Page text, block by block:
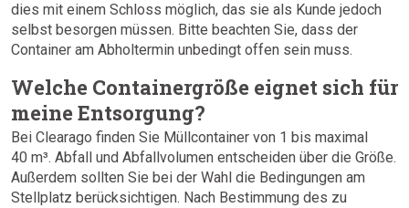
dies mit einem Schloss möglich, das sie als Kunde jedoch
selbst besorgen müssen. Bitte beachten Sie, dass der
Container am Abholtermin unbedingt offen sein muss.
Welche Containergröße eignet sich für
meine Entsorgung?
Bei Clearago finden Sie Müllcontainer von 1 bis maximal
40 m³. Abfall und Abfallvolumen entscheiden über die Größe.
Außerdem sollten Sie bei der Wahl die Bedingungen am
Stellplatz berücksichtigen. Nach Bestimmung des zu